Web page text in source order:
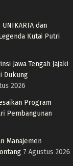
dan
Kutai Putri
Jawa Tengah Jajaki
Dukung
2026
Program
Pembangunan
Manajemen
7 Agustus 2026